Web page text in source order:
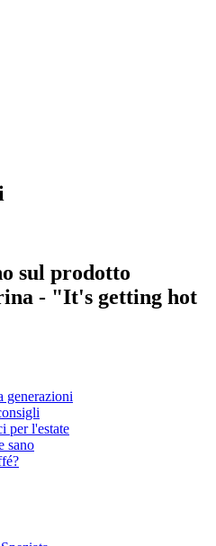
sul prodotto
- "It's getting hot
generazioni
per l'estate
sano